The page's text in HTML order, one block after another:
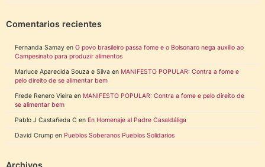
Comentarios recientes
Fernanda Samay en O povo brasileiro passa fome e o Bolsonaro nega auxílio ao
Campesinato para produzir alimentos
Marluce Aparecida Souza e Silva en MANIFESTO POPULAR: Contra a fome e
pelo direito de se alimentar bem
Frede Renero Vieira en MANIFESTO POPULAR: Contra a fome e pelo direito de
se alimentar bem
Pablo J Castañeda C en En Homenaje al Padre Casaldáliga
David Crump en Pueblos Soberanos Pueblos Solidarios
Archivos